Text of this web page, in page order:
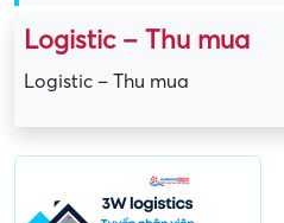
Logistic – Thu mua
Logistic – Thu mua